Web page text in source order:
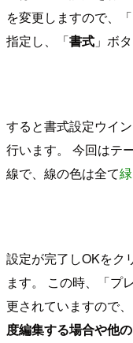
を変更しますので、「
指定し、「書式 」ボ
すると書式設定ウイ
行います。 今回はテ
線で、線の色は全て緑
設定が完了しOKをク
ます。 この時、「プ
更されていますので
度編集する場合や他